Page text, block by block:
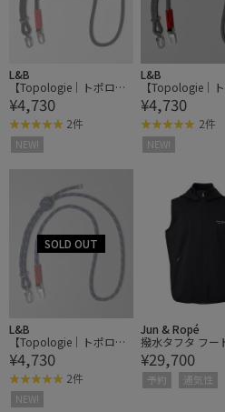
L&B
【Topologie｜トポロジ
ー】Wares Straps 8.0mm
Rope Strap ロープスト
ラップ
¥4,730
2件
NEW!
L&B
【Topologie｜
ー】Wares
Rope Strap ロー
ラップ
¥4,730
2件
NEW!
L&B
【Topologie｜トポロジ
ー】Wares Straps 8.0mm
Rope Strap ロープスト
ラップ
¥4,730
2件
NEW!
Jun & Ropé
撥水タフタ フー
¥29,700
予約 通気性